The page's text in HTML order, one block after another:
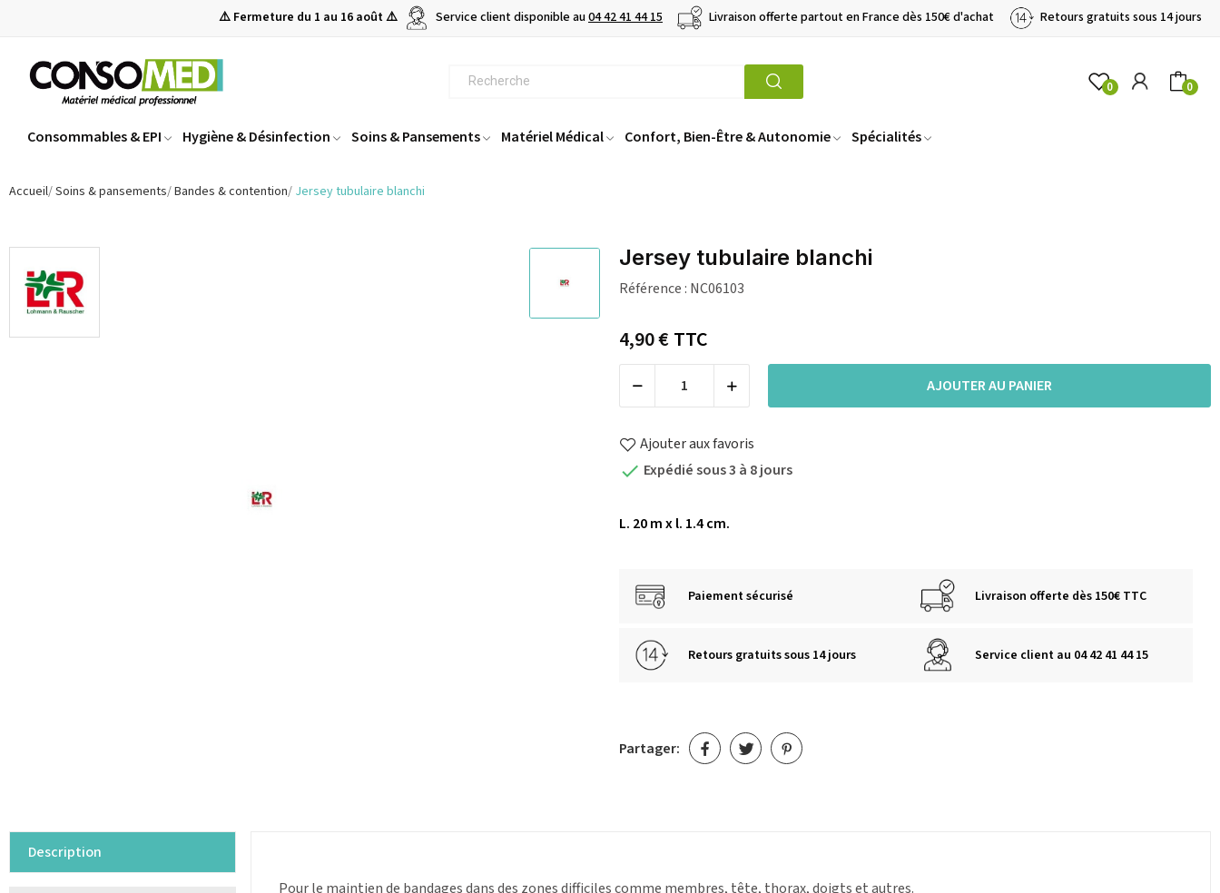
⚠️ Fermeture du 1 au 16 août ⚠️ Service client disponible au04 42 41 44 15 Livraison offerte partout en France dès 150€ d'achat Retours gratuits sous 14 jours
0 0
Consommables & EPI Hygiène & Désinfection Soins & Pansements Matériel Médical Confort, Bien-Être & Autonomie Spécialités
Accueil Soins & pansements Bandes & contention Jersey tubulaire blanchi
Jersey tubulaire blanchi
Référence : NC06103
4,90 €TTC
AJOUTER AU PANIER
Ajouter aux favoris
 Expédié sous 3 à 8 jours
L. 20 m x l. 1.4 cm.
Paiement sécurisé Livraison offerte dès 150€ TTC
Retours gratuits sous 14 jours Service client au 04 42 41 44 15
Partager:
Description
Pour le maintien de bandages dans des zones difficiles comme membres, tête, thorax, doigts et autres.